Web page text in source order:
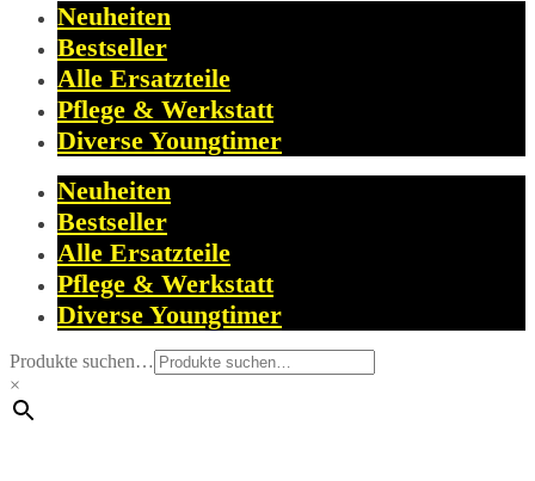
Neuheiten
Bestseller
Alle Ersatzteile
Pflege & Werkstatt
Diverse Youngtimer
Neuheiten
Bestseller
Alle Ersatzteile
Pflege & Werkstatt
Diverse Youngtimer
Produkte suchen…
×